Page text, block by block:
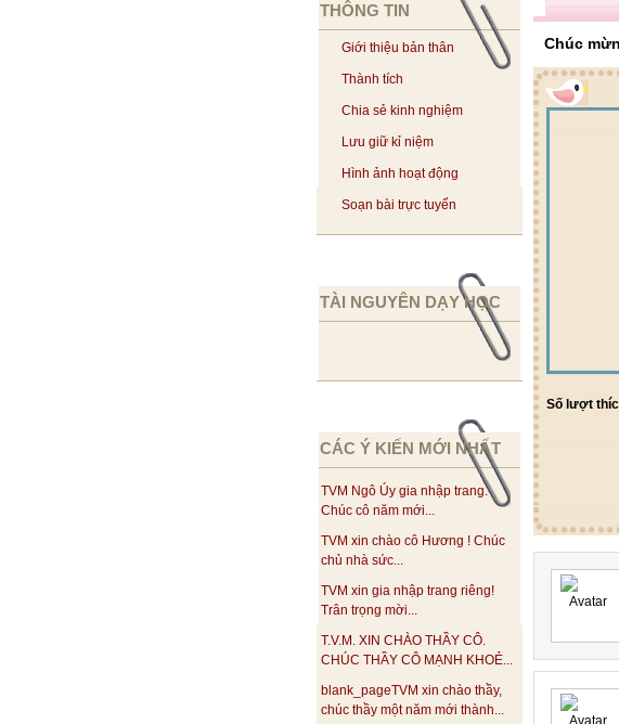
THÔNG TIN
Giới thiệu bản thân
Thành tích
Chia sẻ kinh nghiệm
Lưu giữ kỉ niệm
Hình ảnh hoạt động
Soạn bài trực tuyến
TÀI NGUYÊN DẠY HỌC
CÁC Ý KIẾN MỚI NHẤT
TVM Ngô Úy gia nhập trang.
Chúc cô năm mới...
TVM xin chào cô Hương ! Chúc
chủ nhà sức...
TVM xin gia nhập trang riêng!
Trân trọng mời...
T.V.M. XIN CHÀO THẦY CÔ.
CHÚC THẦY CÔ MẠNH KHOẺ...
blank_pageTVM xin chào thầy,
chúc thầy một năm mới thành...
Chúc
Số lượt